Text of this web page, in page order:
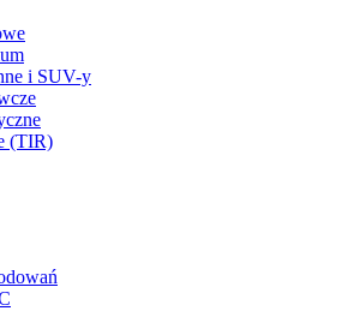
i SUV-y
(TIR)